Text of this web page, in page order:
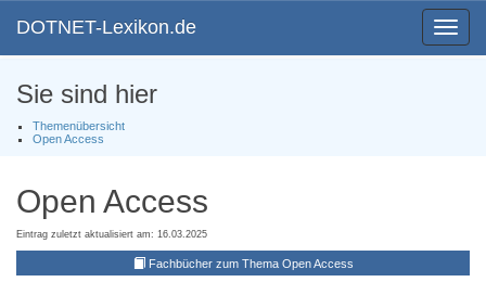
Toggle
DOTNET-Lexikon.de
Sie sind hier
Themenübersicht
Open Access
Open Access
Eintrag zuletzt aktualisiert am: 16.03.2025
Fachbücher zum Thema Open Access